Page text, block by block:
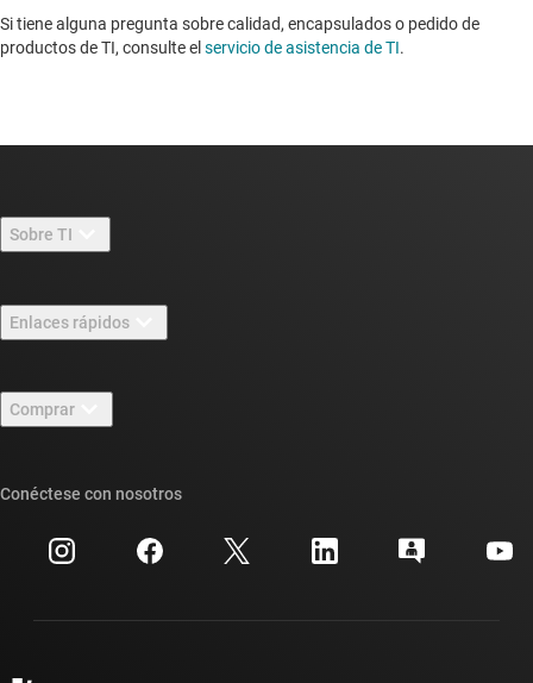
Si tiene alguna pregunta sobre calidad, encapsulados o pedido de
productos de TI, consulte el servicio de asistencia de TI. ​​​​​​​​​​​​​​
Sobre TI
Carreras laborales
Sala de redacción
Eventos
Relaciones con los inversionistas
Enlaces rápidos
Foros de soporte de diseño de TI E2E™
Búsqueda de referencias cruzadas
Centro de atención al cliente
Comprar
Preguntas frecuentes sobre pedidos
Conéctese con nosotros